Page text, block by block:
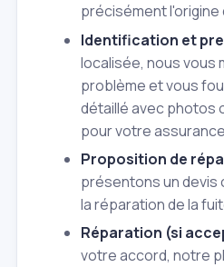
précisément l'origine
Identification et
localisée, nous vous
problème et vous
détaillé avec photos
pour votre
Proposition de
présentons un devis
la réparation de la
Réparation (si
votre accord, notre